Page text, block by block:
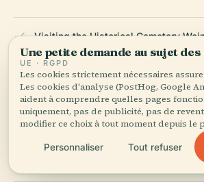
Visiting the Historical Cemetery
and Key Highlights, 2025, UNESCO
Centre
Practical Information for Visitors:
Weimar Visiting Hours, Tickets, and
planetware.com
Une petite demande au sujet
UE · RGPD
Les cookies strictement nécessaires
Les cookies d'analyse (PostHog, Google
aident à comprendre quelles pages
uniquement, pas de publicité, pas de
modifier ce choix à tout moment depuis le
Personnaliser Tout refuser